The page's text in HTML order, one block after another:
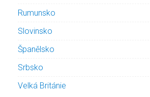
Rumunsko
Slovinsko
Španělsko
Srbsko
Velká Británie